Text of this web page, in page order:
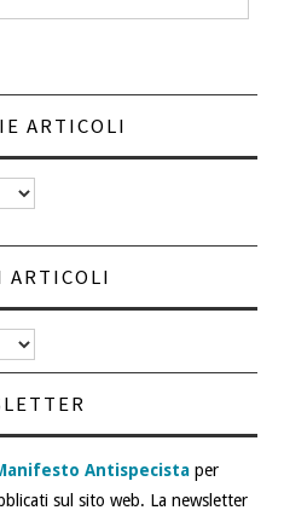
ARTICOLI
ARTICOLI
Antispecista per
sul sito web. La newsletter